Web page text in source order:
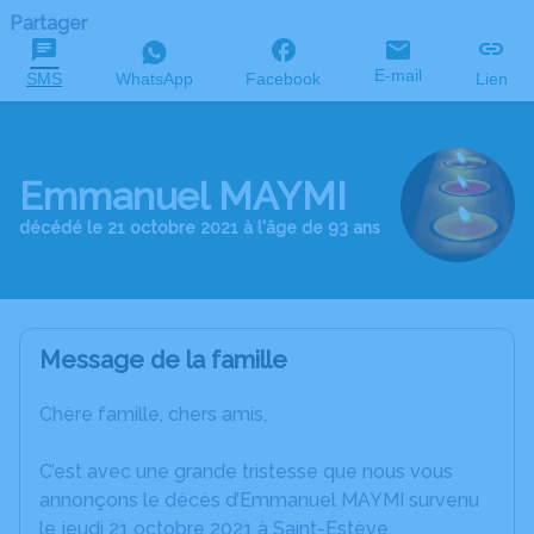
Partager
SMS WhatsApp Facebook E-mail Lien
Emmanuel MAYMI
décédé le 21 octobre 2021 à l'âge de 93 ans
Message de la famille
Chère famille, chers amis,
C’est avec une grande tristesse que nous vous
annonçons le décès d’Emmanuel MAYMI survenu
le jeudi 21 octobre 2021 à Saint-Estève.